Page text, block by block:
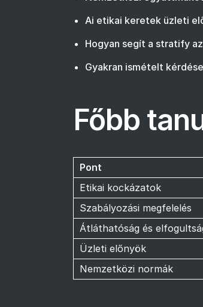
Ai etikai keretek üzleti
Hogyan segít a stratify
Gyakran ismételt
Főbb
Pont
Etikai kockázatok
Szabályozási megfelelés
Átláthatóság és
Üzleti előnyök
Nemzetközi normák